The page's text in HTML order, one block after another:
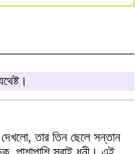
তার তিন ছেলে সন্তান